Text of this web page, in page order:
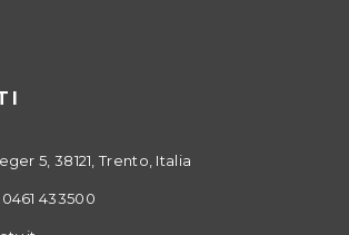
5, 38121, Trento, Italia
433500